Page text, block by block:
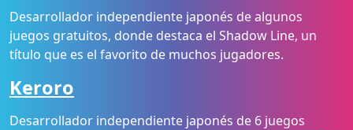
Desarrollador independiente japonés de algunos
juegos gratuitos, donde destaca el Shadow Line, un
título que es el favorito de muchos jugadores.
Keroro
Desarrollador independiente japonés de 6 juegos